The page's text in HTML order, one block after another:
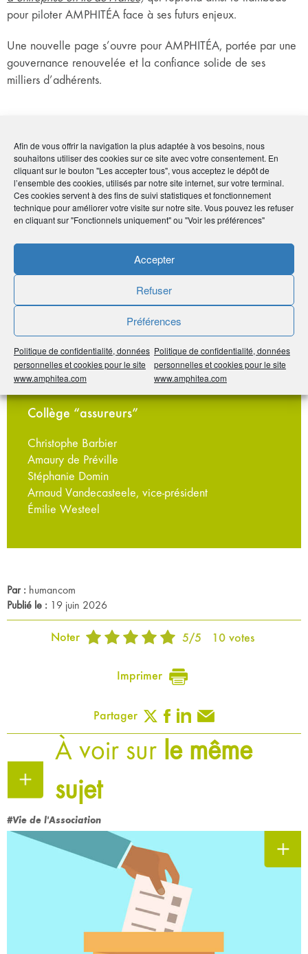
Afin de vous offrir la navigation la plus adaptée à vos besoins, nous
souhaitons utiliser des cookies sur ce site avec votre consentement. En
cliquant sur le bouton "Les accepter tous", vous acceptez le dépôt de
l’ensemble des cookies, utilisés par notre site internet, sur votre terminal.
Ces cookies servent à des fins de suivi statistiques et fonctionnement
technique pour améliorer votre visite sur notre site. Vous pouvez les refuser
en cliquant sur "Fonctionnels uniquement" ou "Voir les préférences"
Accepter
Refuser
Préférences
Politique de confidentialité, données
personnelles et cookies pour le site
www.amphitea.com
Politique de confidentialité, données
personnelles et cookies pour le site
www.amphitea.com
pour piloter AMPHITÉA face à ses futurs enjeux.
Une nouvelle page s’ouvre pour AMPHITÉA, portée par une
gouvernance renouvelée et la confiance solide de ses
milliers d’adhérents.
Composition du Conseil d’Administration
Collège “assurés”
Éric Cenreaud
Christine Chauchefoin
Jean-Max Delaisser, Secrétaire
Valérie Goethals
Marie-Christine Hervé, secrétaire adjointe
Yvan Jeanneret, trésorier
Laëtitia Riveron, trésorière adjointe
Mathieu Rouppert, président
Roberta Soriano
Collège “assureurs”
Christophe Barbier
Amaury de Préville
Stéphanie Domin
Arnaud Vandecasteele, vice-président
Émilie Westeel
Par : humancom
Publié le : 19 juin 2026
Noter 5/5 10votes
Imprimer
Partager
À voir sur le même
sujet
#Vie de l'Association